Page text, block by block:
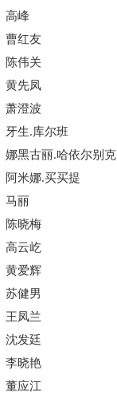
高峰
曹红友
陈伟关
黄先凤
萧澄波
牙生.库尔班
娜黑古丽.哈依尔别克
阿米娜.买买提
马丽
陈晓梅
高云屹
黄爱辉
苏健男
王凤兰
沈发廷
李晓艳
董应江